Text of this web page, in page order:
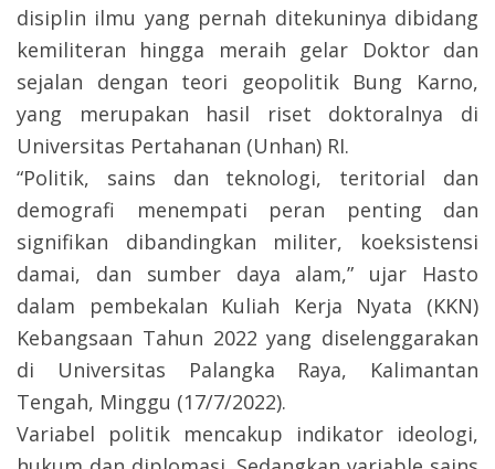
disiplin ilmu yang pernah ditekuninya dibidang
kemiliteran hingga meraih gelar Doktor dan
sejalan dengan teori geopolitik Bung Karno,
yang merupakan hasil riset doktoralnya di
Universitas Pertahanan (Unhan) RI.
“Politik, sains dan teknologi, teritorial dan
demografi menempati peran penting dan
signifikan dibandingkan militer, koeksistensi
damai, dan sumber daya alam,” ujar Hasto
dalam pembekalan Kuliah Kerja Nyata (KKN)
Kebangsaan Tahun 2022 yang diselenggarakan
di Universitas Palangka Raya, Kalimantan
Tengah, Minggu (17/7/2022).
Variabel politik mencakup indikator ideologi,